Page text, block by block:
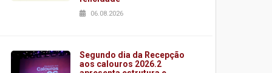
06.08.2026
Segundo dia da Recepção
aos calouros 2026.2